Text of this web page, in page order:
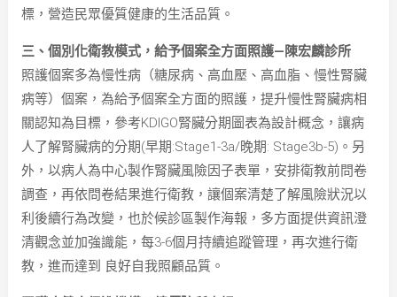
標，營造民眾優質健康的生活品質。
三、個別化衛教模式，給予個案全方面照護—陳宏麟診所
照護個案多為慢性病（糖尿病、高血壓、高血脂、慢性腎臟
病等）個案，為給予個案全方面的照護，提升慢性腎臟病相
關認知為目標，參考KDIGO腎臟分期圖表為設計概念，讓病
人了解腎臟病的分期(早期:Stage1-3a/晚期: Stage3b-5)。另
外，以病人為中心製作腎臟風險因子表單，安排衛教前問卷
調查，再依問卷結果進行衛教，讓個案清楚了解風險狀況以
利後續行為改變，也於候診區製作海報，多方面提供資訊澄
清觀念並加強識能，每3-6個月持續追蹤管理，再次進行衛
教，進而達到 良好自我照顧品質。